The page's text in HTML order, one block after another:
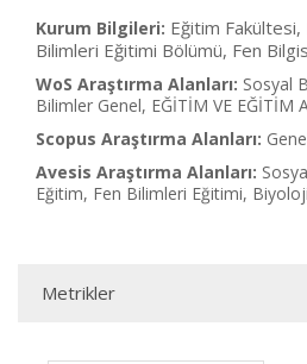
Kurum Bilgileri: Eğitim
Bilimleri Eğitimi Bölümü, Fen
WoS Araştırma Alanları: Sosyal
Bilimler Genel, EĞİTİM VE EĞİTİM
Scopus Araştırma Alanları:
Avesis Araştırma Alanları:
Eğitim, Fen Bilimleri Eğitimi,
Metrikler